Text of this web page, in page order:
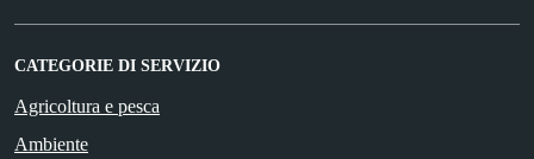
CATEGORIE DI SERVIZIO
Agricoltura e pesca
Ambiente